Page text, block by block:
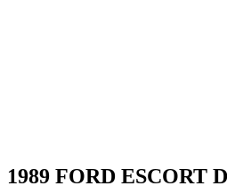
1989 FORD ESCORT